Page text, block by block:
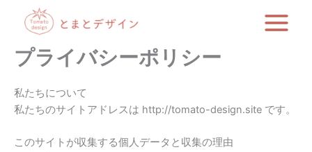
プライバシーポリシー
私たちについて
私たちのサイトアドレスは http://tomato-design.site です。
このサイトが収集する個人データと収集の理由